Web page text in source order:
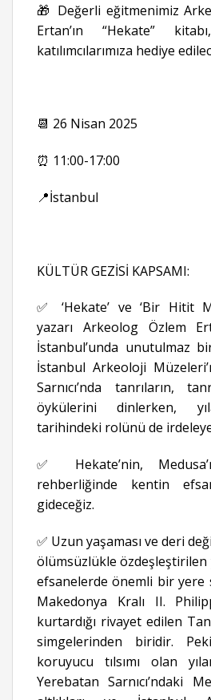
🎁 Değerli eğitmenimiz
Ertan’ın “Hekate”
katılımcılarımıza hediye
📆 26 Nisan 2025
⏰ 11:00-17:00
📍İstanbul
KÜLTÜR GEZİSİ KAPSAMI:
✅ ‘Hekate’ ve ‘Bir Hitit
yazarı Arkeolog Özlem
İstanbul’unda unutulmaz
İstanbul Arkeoloji
Sarnıcı’nda tanrıların,
öykülerini dinlerken,
tarihindeki rolünü de
✅ Hekate’nin,
rehberliğinde kentin
gideceğiz.
✅ Uzun yaşaması ve deri
ölümsüzlükle özdeşleştirilen
efsanelerde önemli bir yere
Makedonya Kralı II.
kurtardığı rivayet edilen
simgelerinden biridir.
koruyucu tılsımı olan
Yerebatan Sarnıcı’ndaki